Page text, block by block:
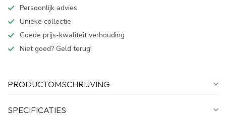
Persoonlijk advies
Unieke collectie
Goede prijs-kwaliteit verhouding
Niet goed? Geld terug!
PRODUCTOMSCHRIJVING
SPECIFICATIES